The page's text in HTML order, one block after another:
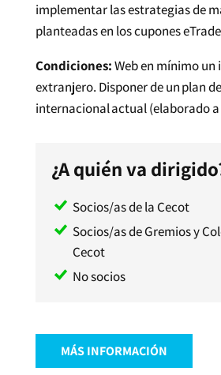
implementar las estrategias de
planteadas en los cuponeseTrade
Condiciones:Web en mínimo un
extranjero.Disponer de unplan
internacionalactual (elaborado a
¿A quién va
Socios/as de la Cecot
Socios/as de Gremios y
Cecot
No socios
MÁS INFORMACIÓN